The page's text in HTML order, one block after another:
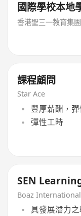
國際學校本地
香港聖三一教育集團
課程顧問
Star Ace
豐厚薪酬，
彈性工時
SEN
Boaz
具發展潛力